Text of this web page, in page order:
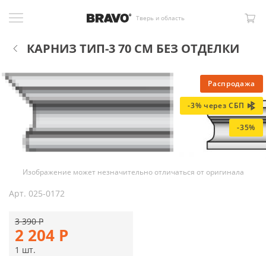
Тверь и область
КАРНИЗ ТИП-3 70 СМ БЕЗ ОТДЕЛКИ
Распродажа
-3% через СБП
-35%
Изображение может незначительно отличаться от оригинала
Арт. 025-0172
2 204 Р
3 390Р
1 шт.